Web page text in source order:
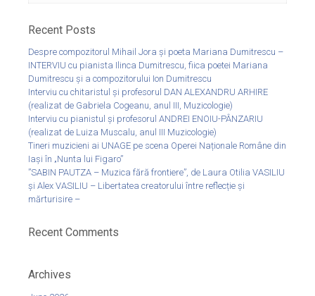
Recent Posts
Despre compozitorul Mihail Jora și poeta Mariana Dumitrescu –
INTERVIU cu pianista Ilinca Dumitrescu, fiica poetei Mariana
Dumitrescu și a compozitorului Ion Dumitrescu
Interviu cu chitaristul și profesorul DAN ALEXANDRU ARHIRE
(realizat de Gabriela Cogeanu, anul III, Muzicologie)
Interviu cu pianistul și profesorul ANDREI ENOIU-PÂNZARIU
(realizat de Luiza Muscalu, anul III Muzicologie)
Tineri muzicieni ai UNAGE pe scena Operei Naționale Române din
Iași în „Nunta lui Figaro”
”SABIN PAUTZA – Muzica fără frontiere”, de Laura Otilia VASILIU
și Alex VASILIU – Libertatea creatorului între reflecție și
mărturisire –
Recent Comments
Archives